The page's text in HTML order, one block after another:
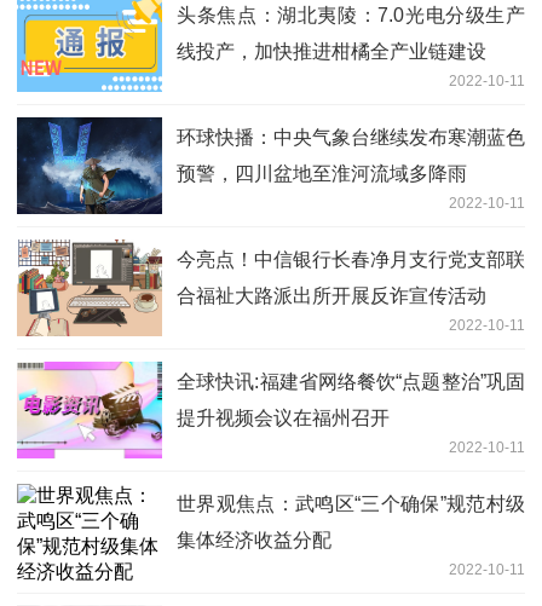
头条焦点：湖北夷陵：7.0光电分级生产
线投产，加快推进柑橘全产业链建设
2022-10-11
环球快播：中央气象台继续发布寒潮蓝色
预警，四川盆地至淮河流域多降雨
2022-10-11
今亮点！中信银行长春净月支行党支部联
合福祉大路派出所开展反诈宣传活动
2022-10-11
全球快讯:福建省网络餐饮“点题整治”巩固
提升视频会议在福州召开
2022-10-11
世界观焦点：武鸣区“三个确保”规范村级
集体经济收益分配
2022-10-11